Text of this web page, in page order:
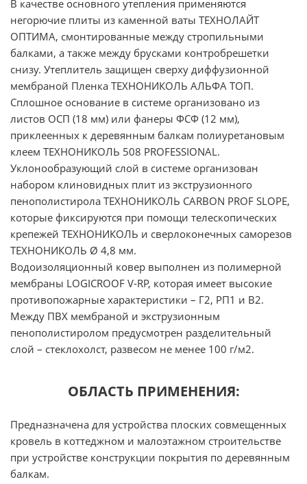
В качестве основного утепления применяются
негорючие плиты из каменной ваты ТЕХНОЛАЙТ
ОПТИМА, смонтированные между стропильными
балками, а также между брусками контробрешетки
снизу. Утеплитель защищен сверху диффузионной
мембраной Пленка ТЕХНОНИКОЛЬ АЛЬФА ТОП.
Сплошное основание в системе организовано из
листов ОСП (18 мм) или фанеры ФСФ (12 мм),
приклеенных к деревянным балкам полиуретановым
клеем ТЕХНОНИКОЛЬ 508 PROFESSIONAL.
Уклонообразующий слой в системе организован
набором клиновидных плит из экструзионного
пенополистирола ТЕХНОНИКОЛЬ CARBON PROF SLOPE,
которые фиксируются при помощи телескопических
крепежей ТЕХНОНИКОЛЬ и сверлоконечных саморезов
ТЕХНОНИКОЛЬ Ø 4,8 мм.
Водоизоляционный ковер выполнен из полимерной
мембраны LOGICROOF V-RP, которая имеет высокие
противопожарные характеристики – Г2, РП1 и В2.
Между ПВХ мембраной и экструзионным
пенополистиролом предусмотрен разделительный
слой – стеклохолст, развесом не менее 100 г/м2.
ОБЛАСТЬ ПРИМЕНЕНИЯ:
Предназначена для устройства плоских совмещенных
кровель в коттеджном и малоэтажном строительстве
при устройстве конструкции покрытия по деревянным
балкам.